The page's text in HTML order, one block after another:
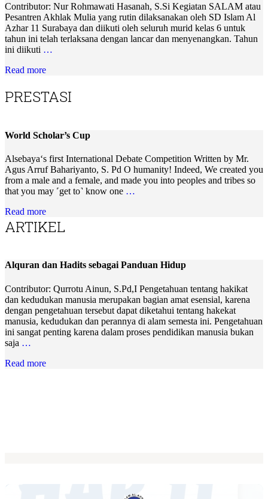
Contributor: Nur Rohmawati Hasanah, S.Si Kegiatan SALAM atau
Pesantren Akhlak Mulia yang rutin dilaksanakan oleh SD Islam Al
Azhar 11 Surabaya dan diikuti oleh seluruh murid kelas 6 untuk
tahun ini telah terlaksana dengan lancar dan menyenangkan. Tahun
ini diikuti …
Read more
PRESTASI
World Scholar’s Cup
Alsebaya‘s first International Debate Competition Written by Mr.
Agus Arruf Bahariyanto, S. Pd O humanity! Indeed, We created you
from a male and a female, and made you into peoples and tribes so
that you may ˹get to˺ know one …
Read more
ARTIKEL
Alquran dan Hadits sebagai Panduan Hidup
Contributor: Qurrotu Ainun, S.Pd,I Pengetahuan tentang hakikat
dan kedudukan manusia merupakan bagian amat esensial, karena
dengan pengetahuan tersebut dapat diketahui tentang hakekat
manusia, kedudukan dan perannya di alam semesta ini. Pengetahuan
ini sangat penting karena dalam proses pendidikan manusia bukan
saja …
Read more